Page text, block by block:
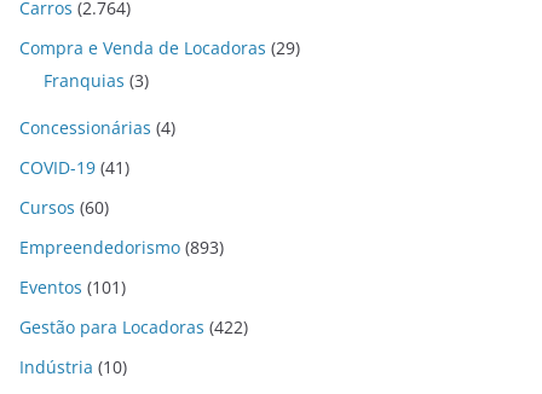
Carros (2.764)
Compra e Venda de Locadoras (29)
Franquias (3)
Concessionárias (4)
COVID-19 (41)
Cursos (60)
Empreendedorismo (893)
Eventos (101)
Gestão para Locadoras (422)
Indústria (10)